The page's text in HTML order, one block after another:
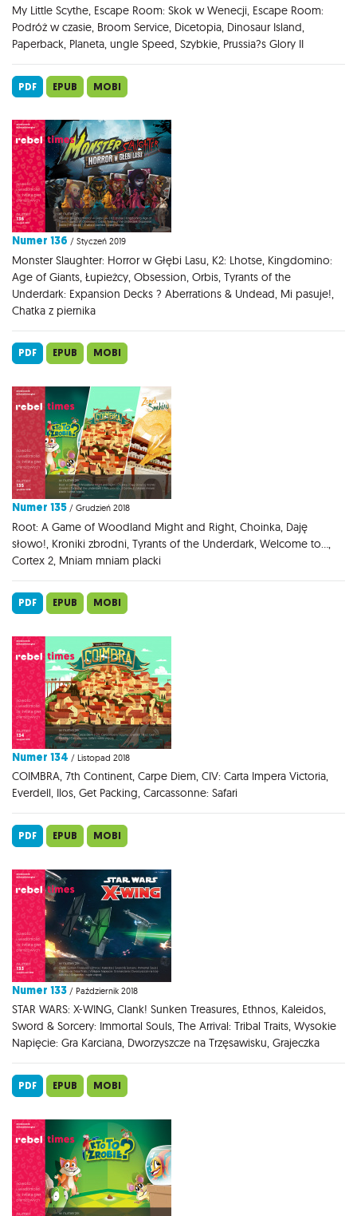
My Little Scythe, Escape Room: Skok w Wenecji, Escape Room:
Podróż w czasie, Broom Service, Dicetopia, Dinosaur Island,
Paperback, Planeta, ungle Speed, Szybkie, Prussia?s Glory II
PDF EPUB MOBI
Numer 136 / Styczeń 2019
Monster Slaughter: Horror w Głębi Lasu, K2: Lhotse, Kingdomino:
Age of Giants, Łupieżcy, Obsession, Orbis, Tyrants of the
Underdark: Expansion Decks ? Aberrations & Undead, Mi pasuje!,
Chatka z piernika
PDF EPUB MOBI
Numer 135 / Grudzień 2018
Root: A Game of Woodland Might and Right, Choinka, Daję
słowo!, Kroniki zbrodni, Tyrants of the Underdark, Welcome to...,
Cortex 2, Mniam mniam placki
PDF EPUB MOBI
Numer 134 / Listopad 2018
COIMBRA, 7th Continent, Carpe Diem, CIV: Carta Impera Victoria,
Everdell, Ilos, Get Packing, Carcassonne: Safari
PDF EPUB MOBI
Numer 133 / Październik 2018
STAR WARS: X-WING, Clank! Sunken Treasures, Ethnos, Kaleidos,
Sword & Sorcery: Immortal Souls, The Arrival: Tribal Traits, Wysokie
Napięcie: Gra Karciana, Dworzyszcze na Trzęsawisku, Grajeczka
PDF EPUB MOBI